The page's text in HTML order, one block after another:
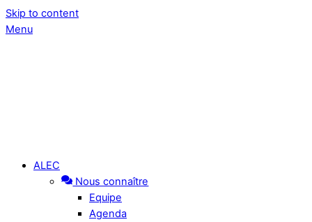
Skip to content
Menu
ALEC
Nous connaître
Equipe
Agenda